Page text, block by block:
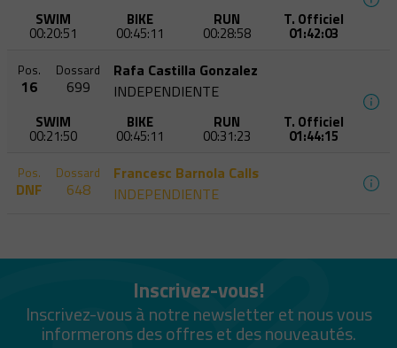
SWIM
00:20:51
BIKE
00:45:11
RUN
00:28:58
T. Officiel
01:42:03
Pos.
16
Dossard
699
Rafa Castilla Gonzalez
INDEPENDIENTE
SWIM
00:21:50
BIKE
00:45:11
RUN
00:31:23
T. Officiel
01:44:15
Pos.
DNF
Dossard
648
Francesc Barnola Calls
INDEPENDIENTE
Inscrivez-vous!
Inscrivez-vous à notre newsletter et nous vous
informerons des offres et des nouveautés.